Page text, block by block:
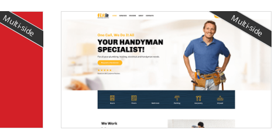
Multi-side Multi-side